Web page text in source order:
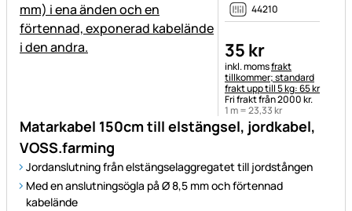
Matarkabel 150cm till elstängsel, jordkabel,
VOSS.farming
Jordanslutning från elstängselaggregatet till jordstången
Med en anslutningsögla på Ø 8,5 mm och förtennad
kabelände
44210
35 kr
Skatteinformation:
inkl. momsfrakt
tillkommer; standard
frakt upp till 5 kg: 65 kr
Fri frakt från 2000 kr.
1 m =23,33kr